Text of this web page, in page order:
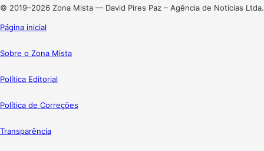
© 2019–2026 Zona Mista — David Pires Paz – Agência de Notícias Ltda.
Página inicial
Sobre o Zona Mista
Política Editorial
Política de Correções
Transparência